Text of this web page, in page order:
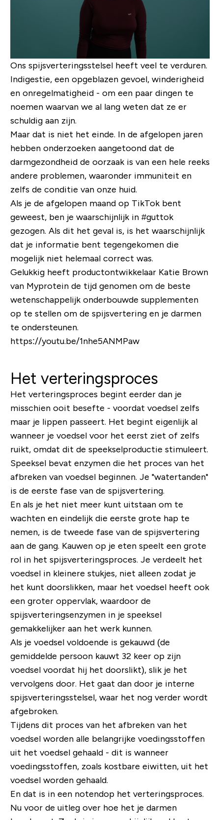
Ons spijsverteringsstelsel heeft veel te verduren.
Indigestie, een opgeblazen gevoel, winderigheid
en onregelmatigheid - om een ​​paar dingen te
noemen waarvan we al lang weten dat ze er
schuldig aan zijn.
Maar dat is niet het einde. In de afgelopen jaren
hebben onderzoeken aangetoond dat de
darmgezondheid de oorzaak is van een hele reeks
andere problemen, waaronder immuniteit en
zelfs de conditie van onze huid.
Als je de afgelopen maand op TikTok bent
geweest, ben je waarschijnlijk in #guttok
gezogen. Als dit het geval is, is het waarschijnlijk
dat je informatie bent tegengekomen die
mogelijk niet helemaal correct was.
Gelukkig heeft productontwikkelaar Katie Brown
van Myprotein de tijd genomen om de beste
wetenschappelijk onderbouwde supplementen
op te stellen om de spijsvertering en je darmen
te ondersteunen.
https://youtu.be/1nhe5ANMPaw
Het verteringsproces
Het verteringsproces begint eerder dan je
misschien ooit besefte - voordat voedsel zelfs
maar je lippen passeert. Het begint eigenlijk al
wanneer je voedsel voor het eerst ziet of zelfs
ruikt, omdat dit de speekselproductie stimuleert.
Speeksel bevat enzymen die het proces van het
afbreken van voedsel beginnen. Je "watertanden"
is de eerste fase van de spijsvertering.
En als je het niet meer kunt uitstaan ​​om te
wachten en eindelijk die eerste grote hap te
nemen, is de tweede fase van de spijsvertering
aan de gang. Kauwen op je eten speelt een grote
rol in het spijsverteringsproces. Je verdeelt het
voedsel in kleinere stukjes, niet alleen zodat je
het kunt doorslikken, maar het voedsel heeft ook
een groter oppervlak, waardoor de
spijsverteringsenzymen in je speeksel
gemakkelijker aan het werk kunnen.
Als je voedsel voldoende is gekauwd (de
gemiddelde persoon kauwt 32 keer op zijn
voedsel voordat hij het doorslikt), slik je het
vervolgens door. Het gaat dan door je interne
spijsverteringsstelsel, waar het nog verder wordt
afgebroken.
Tijdens dit proces van het afbreken van het
voedsel worden alle belangrijke voedingsstoffen
uit het voedsel gehaald - dit is wanneer
voedingsstoffen, zoals kostbare eiwitten, uit het
voedsel worden gehaald.
En dat is in een notendop het verteringsproces.
Nu voor de uitleg over hoe het je darmen